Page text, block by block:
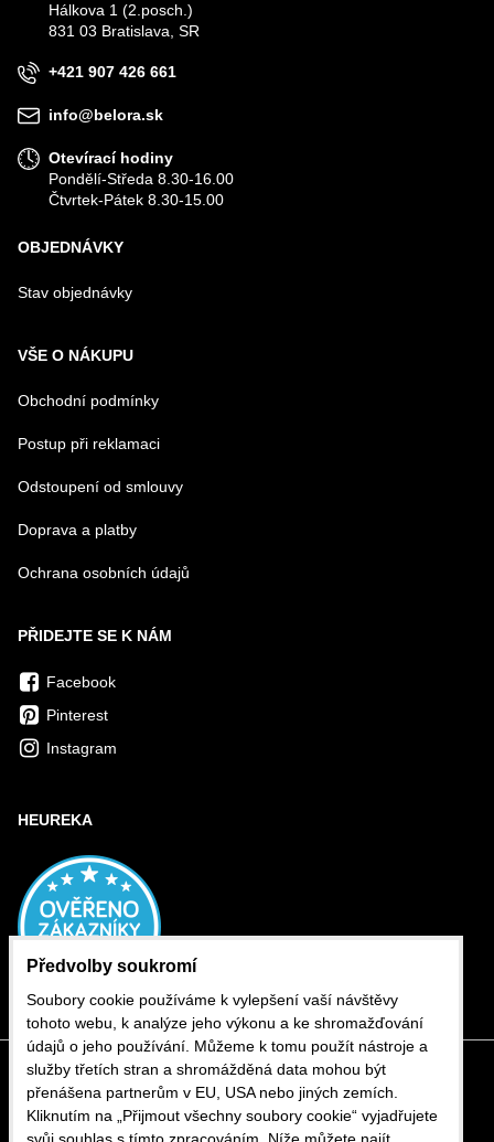
VÁŠ E-MAIL
Hálkova 1 (2.posch.)
831 03 Bratislava, SR
+421 907 426 661
info@belora.sk
Otevírací hodiny
Pondělí-Středa 8.30-16.00
Čtvrtek-Pátek 8.30-15.00
OBJEDNÁVKY
Stav objednávky
VŠE O NÁKUPU
Obchodní podmínky
Postup při reklamaci
Odstoupení od smlouvy
Doprava a platby
Ochrana osobních údajů
PŘIDEJTE SE K NÁM
Facebook
Pinterest
Instagram
HEUREKA
Předvolby soukromí
Soubory cookie používáme k vylepšení vaší návštěvy
tohoto webu, k analýze jeho výkonu a ke shromažďování
údajů o jeho používání. Můžeme k tomu použít nástroje a
služby třetích stran a shromážděná data mohou být
přenášena partnerům v EU, USA nebo jiných zemích.
Kliknutím na „Přijmout všechny soubory cookie“ vyjadřujete